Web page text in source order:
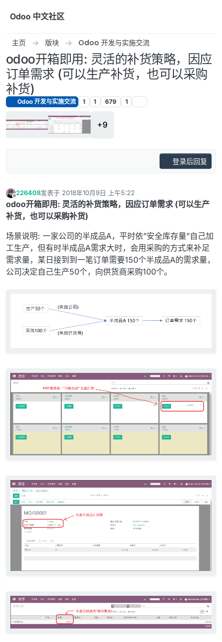
Odoo 中文社区
主页 版块 Odoo 开发与实施交流
odoo开箱即用: 灵活的补货策略，因应
订单需求 (可以生产补货，也可以采购
补货)
Odoo 开发与实施交流 1 1 679 1
+9
登录后回复
离线
226408发表于 2018年10月9日 上午5:22
最后由 编辑
odoo开箱即用: 灵活的补货策略，因应订单需求 (可以生产
补货，也可以采购补货)
场景说明: 一家公司的半成品A，平时依”安全库存量”自己加
工生产，但有时半成品A需求大时，会用采购的方式来补足
需求量，某日接到到一笔订单需要150个半成品A的需求量，
公司决定自己生产50个，向供货商采购100个。